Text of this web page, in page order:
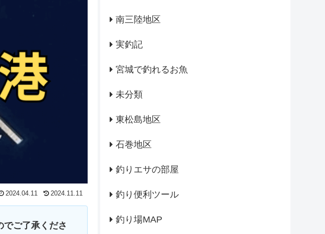
2024.04.11 2024.11.11
でご了承くださ
南三陸地区
実釣記
宮城で釣れるお魚
未分類
東松島地区
石巻地区
釣りエサの部屋
釣り便利ツール
釣り場MAP